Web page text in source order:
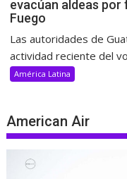
evacúan aldeas
Fuego
Las autoridades de
actividad reciente del
América Latina
American Air